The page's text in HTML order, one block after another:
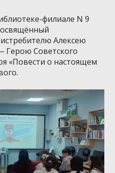
филиале N 9
Алексею
Герою Советского
«Повести о настоящем